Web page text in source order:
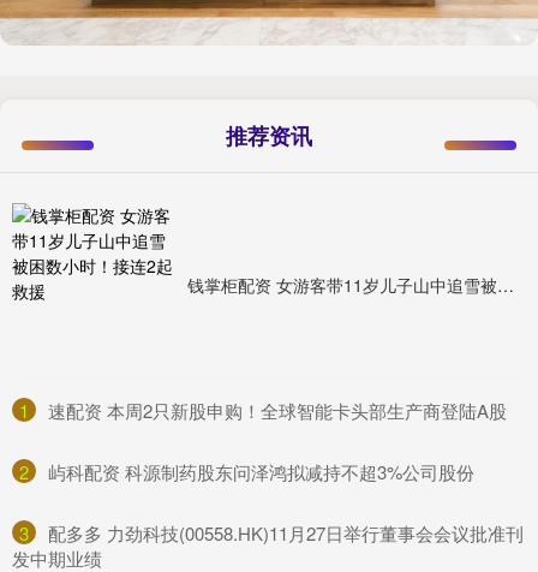
推荐资讯
钱掌柜配资 女游客带11岁儿子山中追雪被困数小时！接连2起救援
1 ​速配资 本周2只新股申购！全球智能卡头部生产商登陆A股
2 ​屿科配资 科源制药股东问泽鸿拟减持不超3%公司股份
3
​配多多 力劲科技(00558.HK)11月27日举行董事会会议批准刊
发中期业绩